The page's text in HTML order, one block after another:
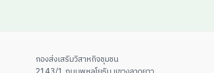
กองส่งเสริมวิสาหกิจชุมชน